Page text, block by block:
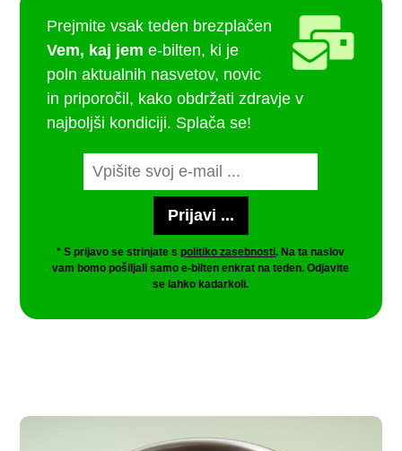
Prejmite vsak teden brezplačen
Vem, kaj jem e-bilten, ki je
poln aktualnih nasvetov, novic
in priporočil, kako obdržati zdravje v
najboljši kondiciji. Splača se!
* S prijavo se strinjate spolitiko zasebnosti. Na ta naslov
vam bomo pošiljali samo e-bilten enkrat na teden. Odjavite
se lahko kadarkoli.